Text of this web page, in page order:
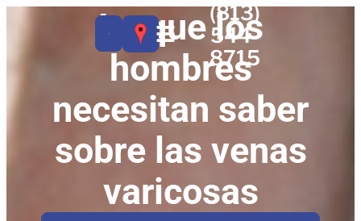
(813)
544-
8715
Lo que los
hombres
necesitan saber
sobre las venas
varicosas